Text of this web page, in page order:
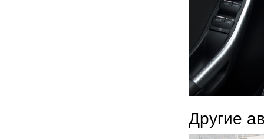
Другие